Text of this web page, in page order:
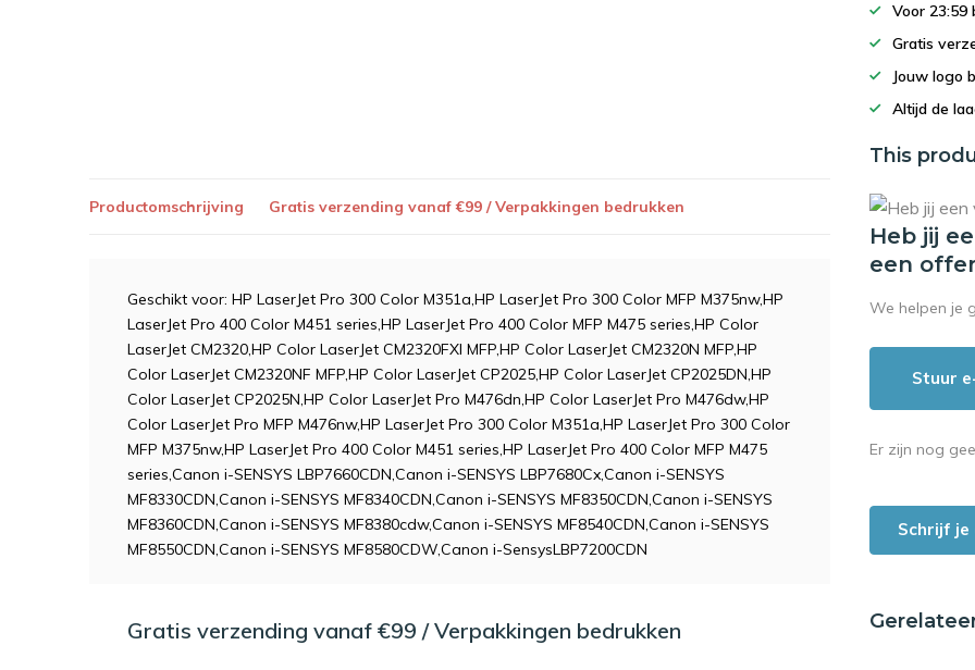
Voor 23:59
Gratis
Jouw logo
Altijd de
This
Productomschrijving Gratis verzending vanaf €99 / Verpakkingen bedrukken
Geschikt voor: HP LaserJet Pro 300 Color M351a,HP LaserJet Pro 300 Color MFP M375nw,HP
LaserJet Pro 400 Color M451 series,HP LaserJet Pro 400 Color MFP M475 series,HP Color
LaserJet CM2320,HP Color LaserJet CM2320FXI MFP,HP Color LaserJet CM2320N MFP,HP
Color LaserJet CM2320NF MFP,HP Color LaserJet CP2025,HP Color LaserJet CP2025DN,HP
Color LaserJet CP2025N,HP Color LaserJet Pro M476dn,HP Color LaserJet Pro M476dw,HP
Color LaserJet Pro MFP M476nw,HP LaserJet Pro 300 Color M351a,HP LaserJet Pro 300 Color
MFP M375nw,HP LaserJet Pro 400 Color M451 series,HP LaserJet Pro 400 Color MFP M475
series,Canon i-SENSYS LBP7660CDN,Canon i-SENSYS LBP7680Cx,Canon i-SENSYS
MF8330CDN,Canon i-SENSYS MF8340CDN,Canon i-SENSYS MF8350CDN,Canon i-SENSYS
MF8360CDN,Canon i-SENSYS MF8380cdw,Canon i-SENSYS MF8540CDN,Canon i-SENSYS
MF8550CDN,Canon i-SENSYS MF8580CDW,Canon i-SensysLBP7200CDN
Gratis verzending vanaf €99 / Verpakkingen bedrukken
Heb jij
een
We helpen je
Stuur
Er zijn nog
Schrijf